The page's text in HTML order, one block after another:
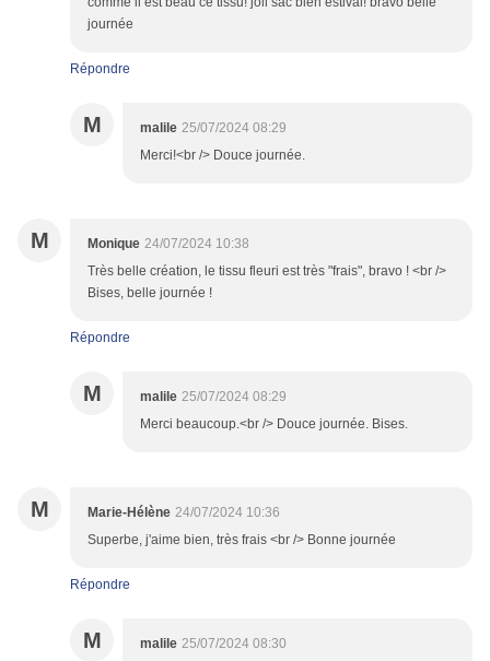
journée
Répondre
M malile 25/07/2024 08:29
Merci!<br /> Douce journée.
M Monique 24/07/2024 10:38
Très belle création, le tissu fleuri est très "frais", bravo ! <br />
Bises, belle journée !
Répondre
M malile 25/07/2024 08:29
Merci beaucoup.<br /> Douce journée. Bises.
M Marie-Hélène 24/07/2024 10:36
Superbe, j'aime bien, très frais <br /> Bonne journée
Répondre
M malile 25/07/2024 08:30